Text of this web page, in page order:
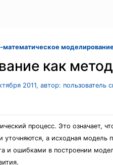
как
2011, автор: пользователь
процесс. Это означает,
уточняются, а исходная модель
и ошибками в построении